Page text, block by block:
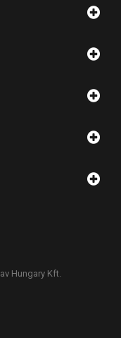
Hungary Kft.